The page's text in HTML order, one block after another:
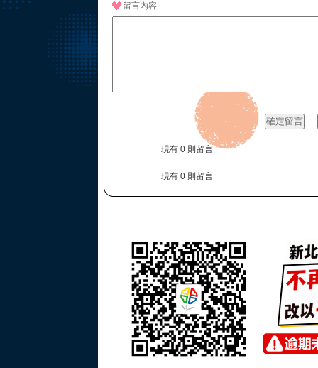
留言內容
現有 0 則留言
現有 0 則留言